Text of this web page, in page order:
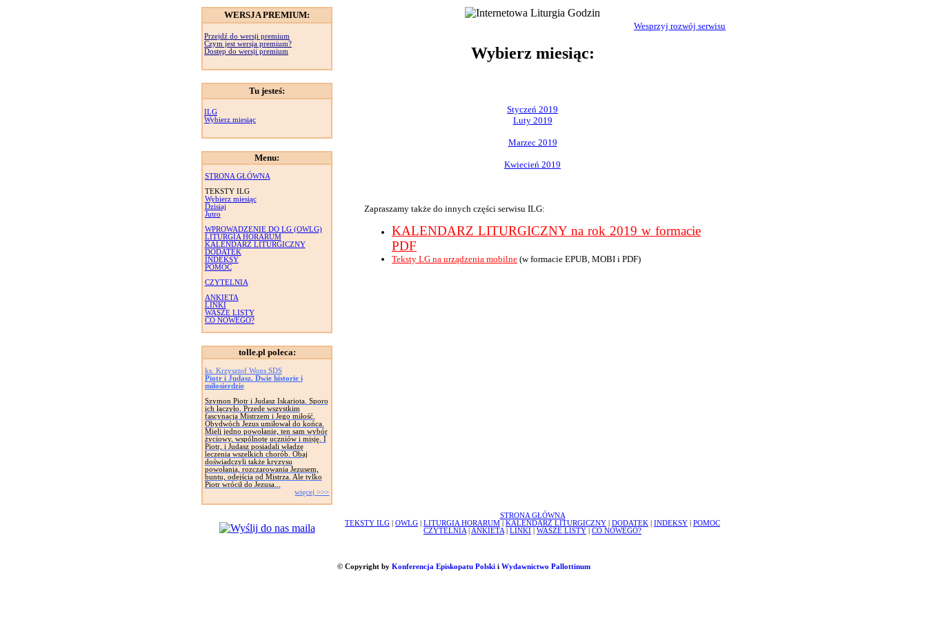
WERSJA PREMIUM:
Przejdź do wersji premium
Czym jest wersja premium?
Dostęp do wersji premium
Tu jesteś:
ILG
Wybierz miesiąc
Menu:
STRONA GŁÓWNA
TEKSTY ILG
Wybierz miesiąc
Dzisiaj
Jutro
WPROWADZENIE DO LG (OWLG)
LITURGIA HORARUM
KALENDARZ LITURGICZNY
DODATEK
INDEKSY
POMOC
CZYTELNIA
ANKIETA
LINKI
WASZE LISTY
CO NOWEGO?
tolle.pl poleca:
ks. Krzysztof Wons SDS
Piotr i Judasz. Dwie historie i
miłosierdzie
Szymon Piotr i Judasz Iskariota. Sporo
ich łączyło. Przede wszystkim
fascynacja Mistrzem i Jego miłość.
Obydwóch Jezus umiłował do końca.
Mieli jedno powołanie, ten sam wybór
życiowy, wspólnotę uczniów i misję. I
Piotr, i Judasz posiadali władzę
leczenia wszelkich chorób. Obaj
doświadczyli także kryzysu
powołania, rozczarowania Jezusem,
buntu, odejścia od Mistrza. Ale tylko
Piotr wrócił do Jezusa...
więcej >>>
Wesprzyj rozwój serwisu
Wybierz miesiąc:
Styczeń 2019
Luty 2019
Marzec 2019
Kwiecień 2019
Zapraszamy także do innych części serwisu ILG:
KALENDARZ LITURGICZNY na rok 2019 w formacie
PDF
Teksty LG na urządzenia mobilne (w formacie EPUB, MOBI i PDF)
STRONA GŁÓWNA
TEKSTY ILG
OWLG LITURGIA HORARUM KALENDARZ LITURGICZNY DODATEK INDEKSY
POMOC
CZYTELNIA
ANKIETA LINKI WASZE LISTY CO NOWEGO?
© Copyright by Konferencja Episkopatu Polskii Wydawnictwo Pallottinum